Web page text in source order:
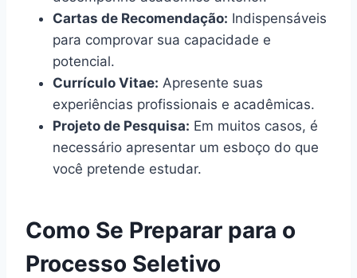
Cartas de Recomendação: Indispensáveis
para comprovar sua capacidade e
potencial.
Currículo Vitae: Apresente suas
experiências profissionais e acadêmicas.
Projeto de Pesquisa: Em muitos casos, é
necessário apresentar um esboço do que
você pretende estudar.
Como Se Preparar para o
Processo Seletivo